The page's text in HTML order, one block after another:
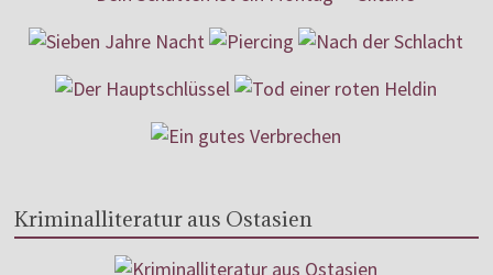
Kriminalliteratur aus Ostasien